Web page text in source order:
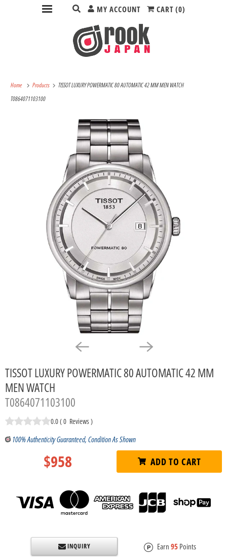
MY ACCOUNT CART (0)
Home Products
TISSOT LUXURY POWERMATIC 80 AUTOMATIC 42 MM MEN WATCH
T0864071103100
TISSOT LUXURY POWERMATIC 80 AUTOMATIC 42 MM
MEN WATCH
T0864071103100
0.0(0 Reviews)
100% Authenticity Guaranteed, Condition As Shown
$958 ADD TO CART
INQUIRY Earn 95 Points